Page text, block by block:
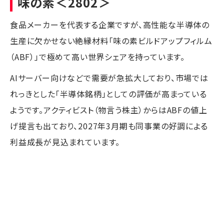
食品メーカーを代表する企業ですが、高性能な半導体の
生産に欠かせない絶縁材料「味の素ビルドアップフィルム
（ABF）」で極めて高い世界シェアを持っています。
AIサーバー向けなどで需要が急拡大しており、市場では
れっきとした「半導体銘柄」としての評価が高まっている
ようです。アクティビスト（物言う株主）からはABFの値上
げ提言も出ており、2027年3月期も同事業の好調による
利益成長が見込まれています。